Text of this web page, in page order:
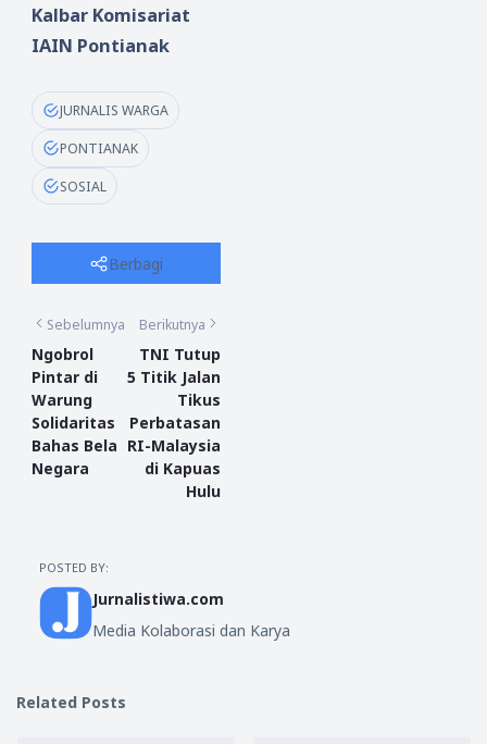
Kalbar Komisariat
IAIN Pontianak
JURNALIS WARGA
PONTIANAK
SOSIAL
Berbagi
Sebelumnya
Ngobrol
Pintar di
Warung
Solidaritas
Bahas Bela
Negara
Berikutnya
TNI Tutup
5 Titik Jalan
Tikus
Perbatasan
RI-Malaysia
di Kapuas
Hulu
POSTED BY:
Jurnalistiwa.com
Media Kolaborasi dan Karya
Related Posts